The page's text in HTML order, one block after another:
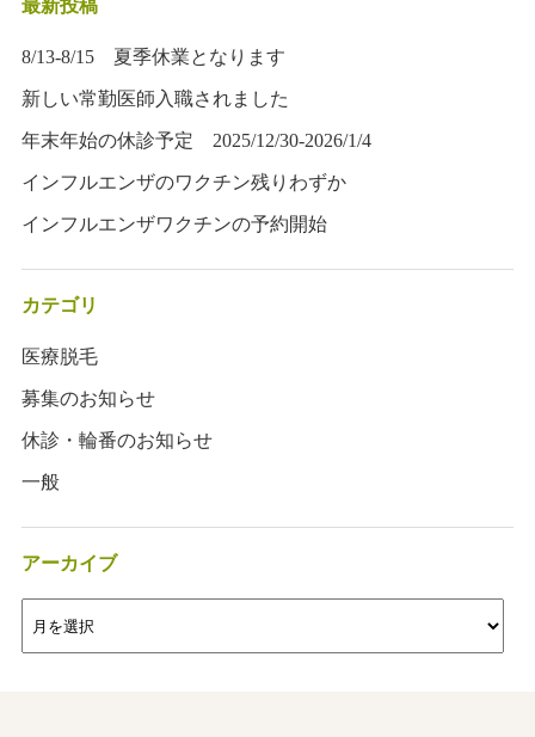
最新投稿
8/13-8/15 夏季休業となります
新しい常勤医師入職されました
年末年始の休診予定 2025/12/30-2026/1/4
インフルエンザのワクチン残りわずか
インフルエンザワクチンの予約開始
カテゴリ
医療脱毛
募集のお知らせ
休診・輪番のお知らせ
一般
アーカイブ